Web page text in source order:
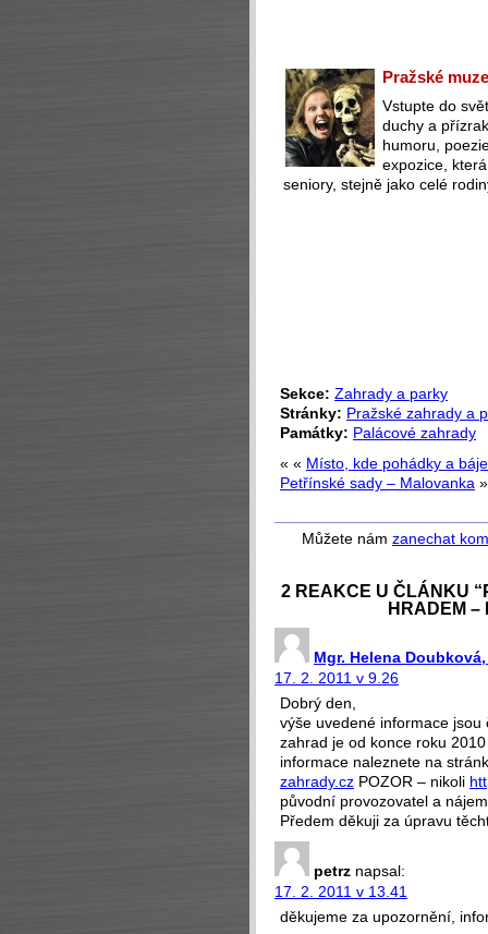
Pražské
Vstupte do
duchy a
humoru,
expozice,
seniory, stejně jako celé
Sekce: Zahrady a parky
Stránky: Pražské zahrady a
Památky: Palácové zahrady
« « Místo, kde pohádky a
Petřínské sady – Malovanka
Můžete nám zanechat
2 REAKCE U ČLÁNKU
HRADEM
Mgr. Helena
17. 2. 2011 v 9.26
Dobrý den,
výše uvedené informace
zahrad je od konce roku
informace naleznete na
zahrady.cz POZOR – nikoli
původní provozovatel a
Předem děkuji za úpravu
petrz napsal:
17. 2. 2011 v 13.41
děkujeme za upozornění,